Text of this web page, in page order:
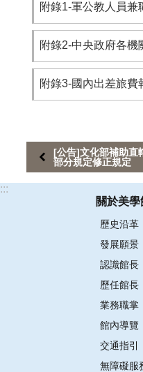
附錄1-軍公教人員
附錄2-中央政府各
附錄3-國內出差旅
[公告]文化部補助直
部分規定修正規定
:::
關於美學
歷史沿革
發展願景
認識館長
歷任館長
業務職掌
館內導覽
交通指引
無障礙服